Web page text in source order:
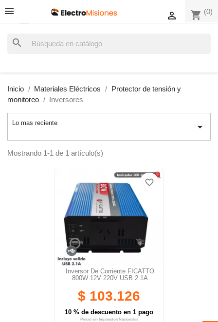
shopping_cart (0)

search
Inicio Materiales Eléctricos
Protector de tensión y
monitoreo
Inversores
Lo mas reciente 
Mostrando 1-1 de 1 artículo(s)
Inversor De Corriente FICATTO
800W 12V 220V USB 2.1A
$ 103.126
10 % de descuento en 1 pago
Precio sin Impuestos Nacionales
favorite_border
favorite_border